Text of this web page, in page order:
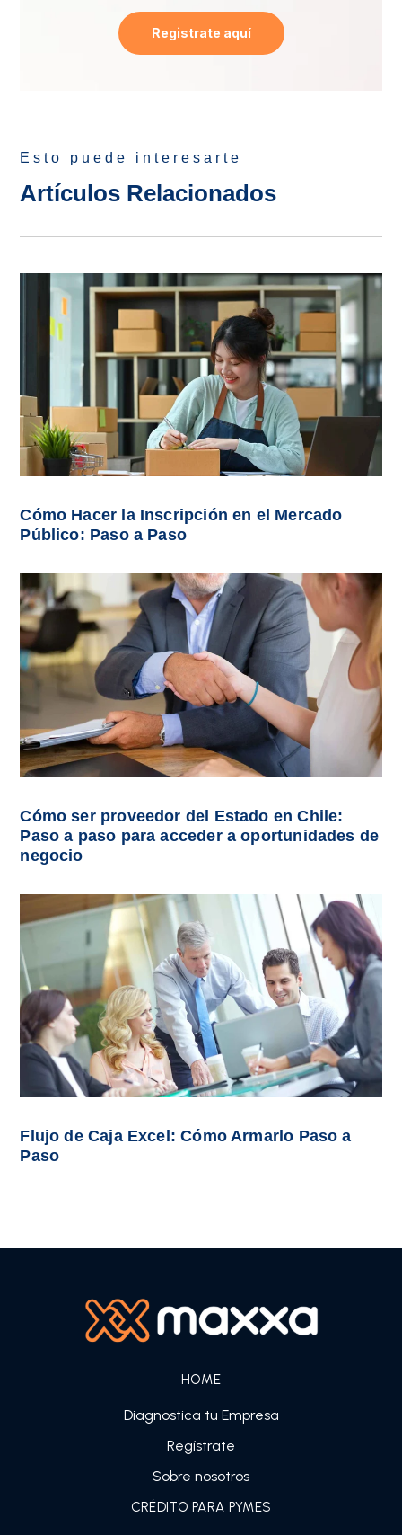
Registrate aquí
Esto puede interesarte
Artículos Relacionados
Cómo Hacer la Inscripción en el Mercado
Público: Paso a Paso
Cómo ser proveedor del Estado en Chile:
Paso a paso para acceder a oportunidades de
negocio
Flujo de Caja Excel: Cómo Armarlo Paso a
Paso
HOME
Diagnostica tu Empresa
Regístrate
Sobre nosotros
CRÉDITO PARA PYMES